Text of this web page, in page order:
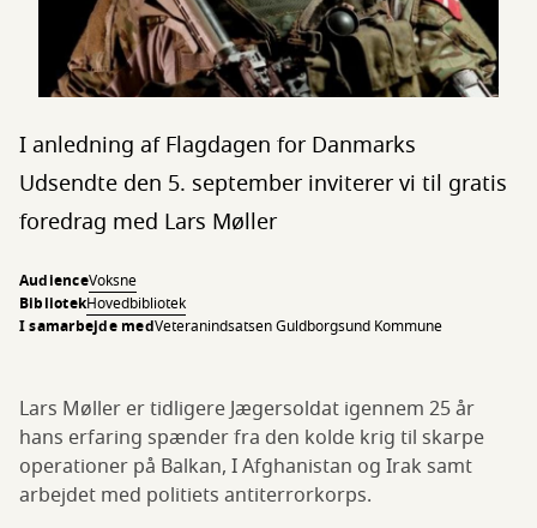
I anledning af Flagdagen for Danmarks
Udsendte den 5. september inviterer vi til gratis
foredrag med Lars Møller
AudienceVoksne
BibliotekHovedbibliotek
I samarbejde medVeteranindsatsen Guldborgsund Kommune
Lars Møller er tidligere Jægersoldat igennem 25 år
hans erfaring spænder fra den kolde krig til skarpe
operationer på Balkan, I Afghanistan og Irak samt
arbejdet med politiets antiterrorkorps.